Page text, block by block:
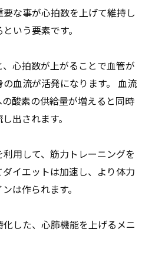
な事が心拍数を上げて維持し
いう要素です。
心拍数が上がることで血管が
の血流が活発になります。 血流
の酸素の供給量が増えると同時
出されます。
用して、 筋力トレーニングを
イエットは加速し、
より体力
は作られます。
した、 心肺機能を上げるメニ